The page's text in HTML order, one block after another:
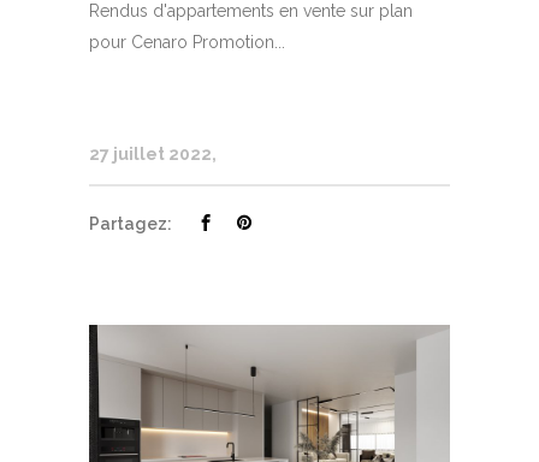
Rendus d'appartements en vente sur plan
pour Cenaro Promotion...
27 juillet 2022
Partagez: